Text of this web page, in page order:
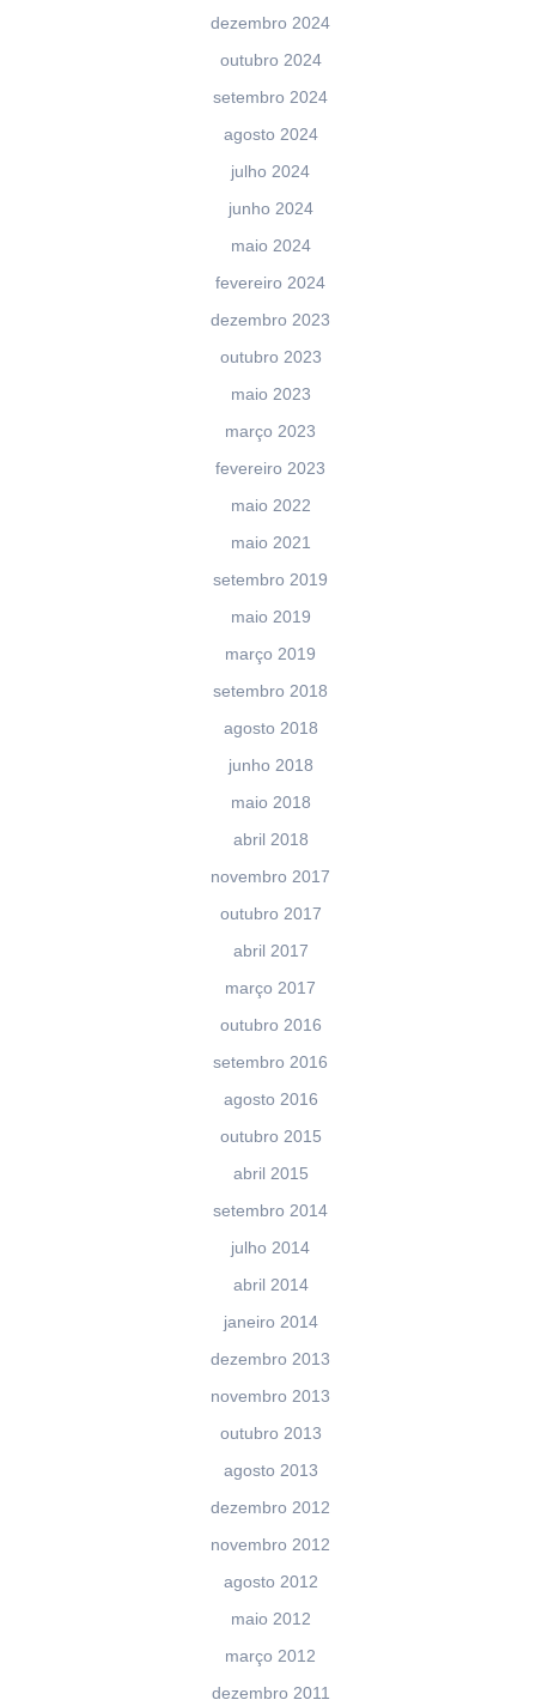
dezembro 2024
outubro 2024
setembro 2024
agosto 2024
julho 2024
junho 2024
maio 2024
fevereiro 2024
dezembro 2023
outubro 2023
maio 2023
março 2023
fevereiro 2023
maio 2022
maio 2021
setembro 2019
maio 2019
março 2019
setembro 2018
agosto 2018
junho 2018
maio 2018
abril 2018
novembro 2017
outubro 2017
abril 2017
março 2017
outubro 2016
setembro 2016
agosto 2016
outubro 2015
abril 2015
setembro 2014
julho 2014
abril 2014
janeiro 2014
dezembro 2013
novembro 2013
outubro 2013
agosto 2013
dezembro 2012
novembro 2012
agosto 2012
maio 2012
março 2012
dezembro 2011